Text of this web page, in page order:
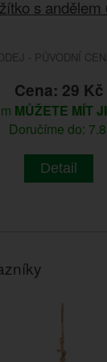
s andělem
- PŮVODNÍ
Cena: 29 Kč
MŮŽETE MÍT
Doručíme do:
Detail